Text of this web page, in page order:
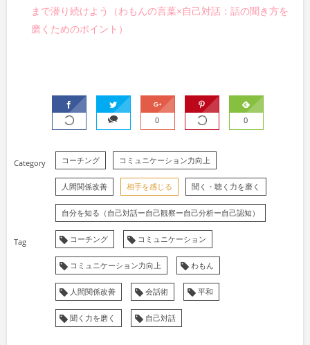
まで潜り続けよう（わもんの言葉×自己対話：話の聞き方を
磨くためのポイント）
0 0
コーチング コミュニケーション力向上
人間関係改善 相手を感じる 聞く・聴く力を磨く
自分を知る（自己対話ー自己観察ー自己分析ー自己認知）
コーチング コミュニケーション
コミュニケーション力向上 わもん
人間関係改善 会話術 平和
聞く力を磨く 自己対話